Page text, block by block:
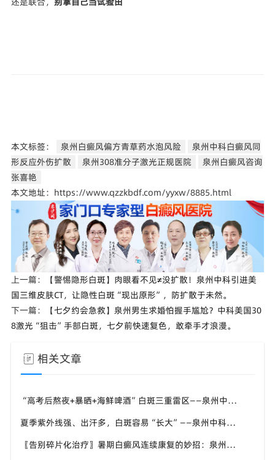
本文标签： 泉州白癜风偏方青草药水泡风险
泉州中科白癜风同
形反应外伤扩散
泉州308准分子激光正规医院
泉州白癜风咨询
张喜艳
本文地址：https://www.qzzkbdf.com/yyxw/8885.html
上一篇：
【警惕隐形白斑】肉眼看不见≠没扩散！泉州中科引进美
国三维皮肤CT，让隐性白斑“现出原形”，防扩散于未然。
下一篇：
【七夕约会急救】泉州男生求婚怕握手尴尬？中科美国30
8激光“狙击”手部白斑，七夕前快速复色，敢牵手才浪漫。
相关文章
“高考后熬夜+暴晒+海鲜啤酒”白斑三重雷区——泉州中科张喜艳医生：暑假这两个月管好了，九月入学才安心
夏季紫外线强、出汗多，白斑容易“长大”——泉州中科：进展期先控斑、稳定期再促复色
〖告别碎片化治疗〗暑期白癜风连续康复的妙招：泉州中科倡导“封育养息”体系